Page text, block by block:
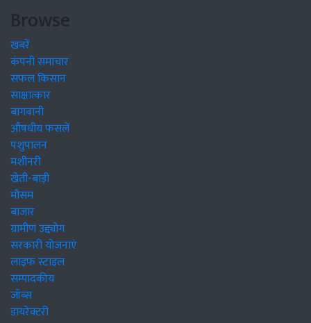
Browse
खबरें
कंपनी समाचार
सफल किसान
साक्षात्कार
बागवानी
औषधीय फसलें
पशुपालन
मशीनरी
खेती-बाड़ी
मौसम
बाजार
ग्रामीण उद्द्योग
सरकारी योजनाएं
लाइफ स्टाइल
सम्पादकीय
जॉब्स
डायरेक्टरी